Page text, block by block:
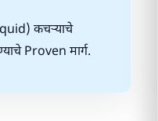
कचऱ्याचे
Proven मार्ग.